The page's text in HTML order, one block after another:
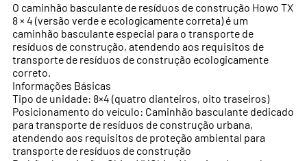
O caminhão basculante de resíduos de construção Howo TX
8 × 4 (versão verde e ecologicamente correta) é um
caminhão basculante especial para o transporte de
resíduos de construção, atendendo aos requisitos de
transporte de resíduos de construção ecologicamente
correto.
Informações Básicas
Tipo de unidade: 8×4 (quatro dianteiros, oito traseiros)
Posicionamento do veículo: Caminhão basculante dedicado
para transporte de resíduos de construção urbana,
atendendo aos requisitos de proteção ambiental para
transporte de resíduos de construção